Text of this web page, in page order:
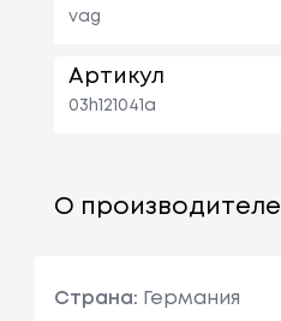
vag
Артикул
03h121041a
О производителе
Страна: Германия